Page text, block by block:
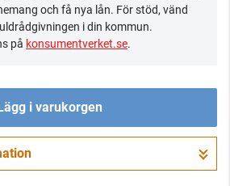
och få nya lån. För stöd, vänd
i din kommun.
på konsumentverket.se.
i varukorgen
Gå till kassan